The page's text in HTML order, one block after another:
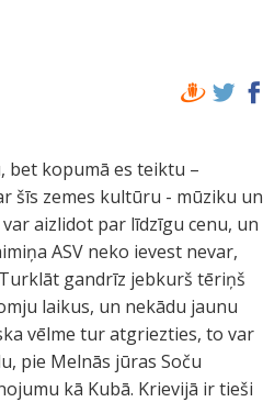
bet kopumā es teiktu –
šīs zemes kultūru - mūziku un
aizlidot par līdzīgu cenu, un
ASV neko ievest nevar,
gandrīz jebkurš tēriņš
laikus, un nekādu jaunu
vēlme tur atgriezties, to var
pie Melnās jūras Soču
kā Kubā. Krievijā ir tieši